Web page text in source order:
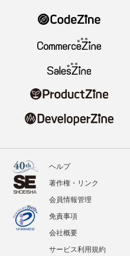
ヘルプ
著作権・リンク
会員情報管理
免責事項
会社概要
サービス利用規約